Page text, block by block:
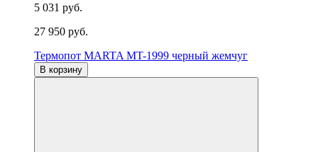
5 031 руб.
27 950 руб.
Термопот MARTA MT-1999 черный жемчуг
В корзину